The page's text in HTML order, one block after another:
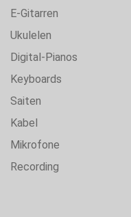
E-Gitarren
Ukulelen
Digital-Pianos
Keyboards
Saiten
Kabel
Mikrofone
Recording